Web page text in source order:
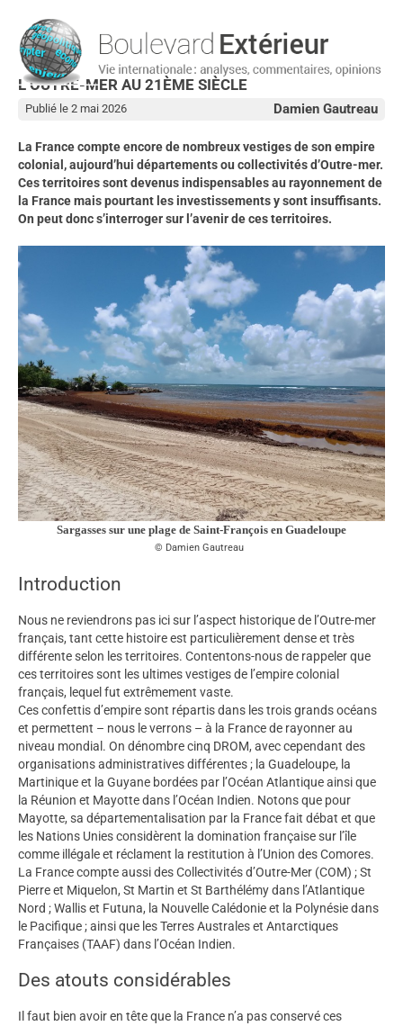
L’OUTRE-MER AU 21ÈME SIÈCLE
Damien Gautreau
Publié le 2 mai 2026
La France compte encore de nombreux vestiges de son empire
colonial, aujourd’hui départements ou collectivités d’Outre-mer.
Ces territoires sont devenus indispensables au rayonnement de
la France mais pourtant les investissements y sont insuffisants.
On peut donc s’interroger sur l’avenir de ces territoires.
Sargasses sur une plage de Saint-François en Guadeloupe
Damien Gautreau
Introduction
Nous ne reviendrons pas ici sur l’aspect historique de l’Outre-mer
français, tant cette histoire est particulièrement dense et très
différente selon les territoires. Contentons-nous de rappeler que
ces territoires sont les ultimes vestiges de l’empire colonial
français, lequel fut extrêmement vaste.
Ces confettis d’empire sont répartis dans les trois grands océans
et permettent – nous le verrons – à la France de rayonner au
niveau mondial. On dénombre cinq DROM, avec cependant des
organisations administratives différentes ; la Guadeloupe, la
Martinique et la Guyane bordées par l’Océan Atlantique ainsi que
la Réunion et Mayotte dans l’Océan Indien. Notons que pour
Mayotte, sa départementalisation par la France fait débat et que
les Nations Unies considèrent la domination française sur l’île
comme illégale et réclament la restitution à l’Union des Comores.
La France compte aussi des Collectivités d’Outre-Mer (COM) ; St
Pierre et Miquelon, St Martin et St Barthélémy dans l’Atlantique
Nord ; Wallis et Futuna, la Nouvelle Calédonie et la Polynésie dans
le Pacifique ; ainsi que les Terres Australes et Antarctiques
Françaises (TAAF) dans l’Océan Indien.
Des atouts considérables
Il faut bien avoir en tête que la France n’a pas conservé ces